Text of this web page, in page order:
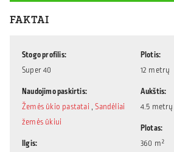
FAKTAI
Stogo profilis
Super 40
Naudojimo paskirtis
Žemės ūkio pastatai ,Sandėliai
žemės ūkiui
Ilgis
Plotis
12 metrų
Aukštis
4.5 metrų
Plotas
360 m²